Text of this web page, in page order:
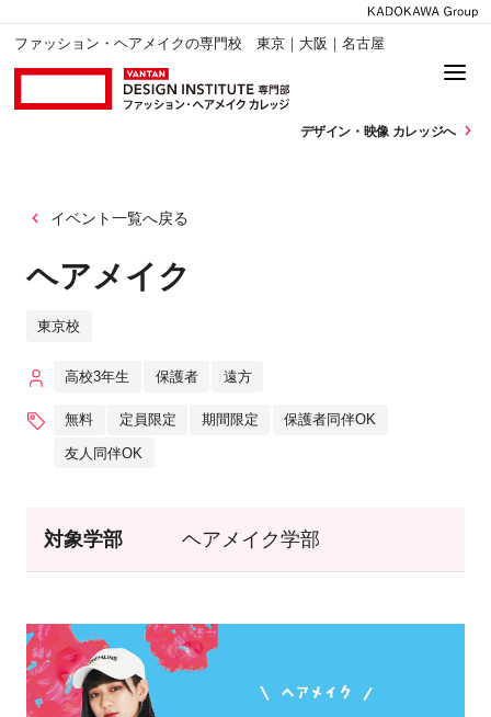
ファッション・ヘアメイクの専門校 東京｜大阪｜名古屋
デザイン・ 映像 カレッジへ
イベント一覧へ戻る
ヘアメイク
東京校
高校3年生 保護者 遠方
無料 定員限定 期間限定 保護者同伴OK
友人同伴OK
対象学部 ヘアメイク学部